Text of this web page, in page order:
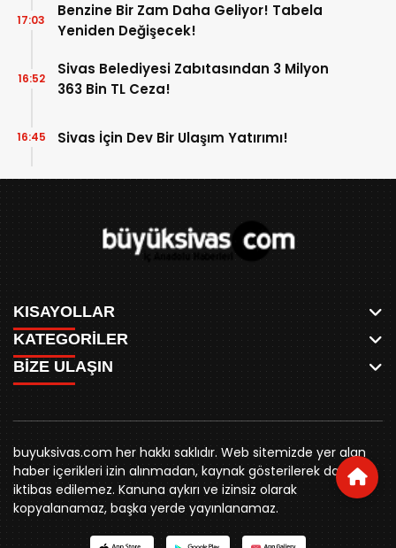
Benzine Bir Zam Daha Geliyor! Tabela
Yeniden Değişecek!
17:03
Sivas Belediyesi Zabıtasından 3 Milyon
363 Bin TL Ceza!
16:52
Sivas İçin Dev Bir Ulaşım Yatırımı!
16:45
KISAYOLLAR
ANASAYFA
AKSU CANLI
MEYDAN CANLI
MEDRESELER CANLI
MERAKÜM CANLI
YUKARI TEKKE CANLI
KURUMSAL KİMLİK
REKLAM FİYATLARI
BİZE ULAŞIN
KÜNYE
RESMİ İLANLAR
KATEGORİLER
WHATSAPP
SPOR
SİYASET
BELEDİYE
SİVAS VALİLİĞİ
ÜNİVERSİTE
KURUMLAR
STK
YORUM
BİZE ULAŞIN
0346 221 00 60
buyuksivashaber@gmail.com
Örtülüpınar Mah. İnönü Bulvarı Özkahya Apt. Kat:3 D:7
Sivas
buyuksivas.com her hakkı saklıdır. Web sitemizde yer alan
haber içerikleri izin alınmadan, kaynak gösterilerek dahi
iktibas edilemez. Kanuna aykırı ve izinsiz olarak
kopyalanamaz, başka yerde yayınlanamaz.